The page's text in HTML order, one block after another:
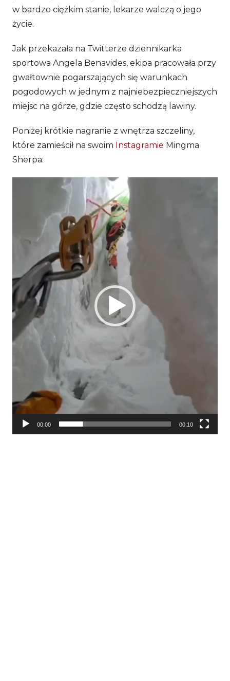
w bardzo ciężkim stanie, lekarze walczą o jego
życie.
Jak przekazała na Twitterze dziennikarka
sportowa Angela Benavides, ekipa pracowała przy
gwałtownie pogarszających się warunkach
pogodowych w jednym z najniebezpieczniejszych
miejsc na górze, gdzie często schodzą lawiny.
Poniżej krótkie nagranie z wnętrza szczeliny,
które zamieścił na swoim Instagramie Mingma
Sherpa:
Odtwarzacz
00:00 00:10